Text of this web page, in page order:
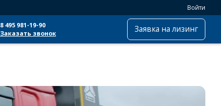
Войти
8 495 981-19-90
Заказать звонок
Заявка на лизинг